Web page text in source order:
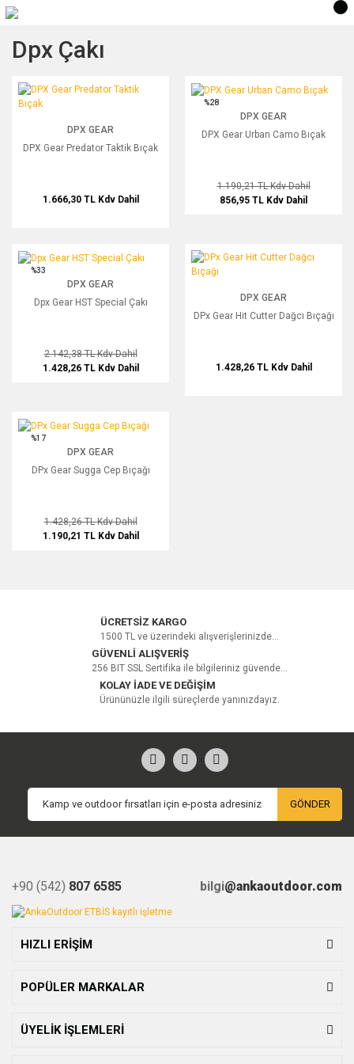
Dpx Çakı
DPX Gear Predator Taktik Bıçak
DPX GEAR
DPX Gear Predator Taktik Bıçak
1.666,30 TL Kdv Dahil
DPX Gear Urban Camo Bıçak
%28
DPX GEAR
DPX Gear Urban Camo Bıçak
1.190,21 TLKdv Dahil
856,95 TL Kdv Dahil
Dpx Gear HST Special Çakı
%33
DPX GEAR
Dpx Gear HST Special Çakı
2.142,38 TLKdv Dahil
1.428,26 TL Kdv Dahil
DPx Gear Hit Cutter Dağcı Bıçağı
DPX GEAR
DPx Gear Hit Cutter Dağcı Bıçağı
1.428,26 TL Kdv Dahil
DPx Gear Sugga Cep Bıçağı
%17
DPX GEAR
DPx Gear Sugga Cep Bıçağı
1.428,26 TLKdv Dahil
1.190,21 TL Kdv Dahil
ÜCRETSİZ KARGO
1500 TL ve üzerindeki alışverişlerinizde...
GÜVENLİ ALIŞVERİŞ
256 BIT SSL Sertifika ile bilgileriniz güvende...
KOLAY İADE VE DEĞİŞİM
Ürününüzle ilgili süreçlerde yanınızdayız.
GÖNDER
+90 (542) 807 6585 bilgi@ankaoutdoor.com
HIZLI ERİŞİM
POPÜLER MARKALAR
ÜYELİK İŞLEMLERİ